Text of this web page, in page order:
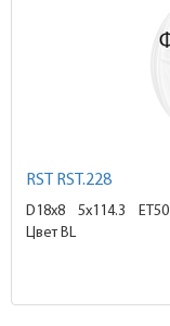
RST RST.228
D18x8 5x114.3 ET50
Цвет BL